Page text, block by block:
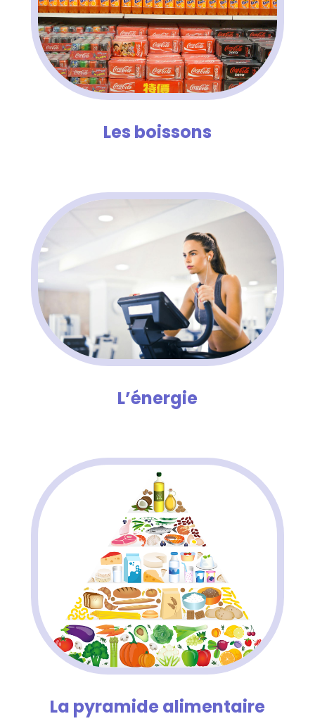
Les boissons
L’énergie
La pyramide alimentaire